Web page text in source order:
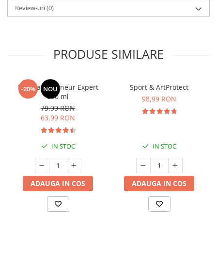
Review-uri(0)
PRODUSE SIMILARE
-20% NOU
Manhaē Draineur Expert
500 ml
79,99 RON
63,99 RON
IN STOC
ADAUGA IN COS
Sport & ArtProtect
98,99 RON
IN STOC
ADAUGA IN COS